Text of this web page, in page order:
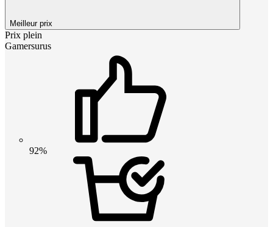
Meilleur prix
Prix plein
Gamersurus
92%